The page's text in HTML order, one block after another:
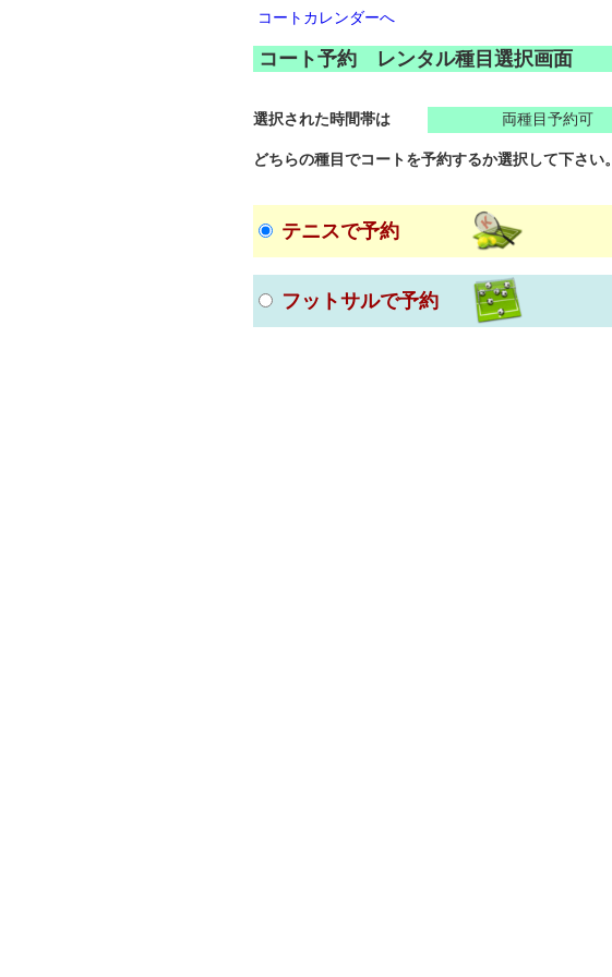
コートカレンダーへ
コート予約 レンタル種目選択画面
選択された時間帯は 両種目予約可
どちらの種目でコートを予約するか選択して下さい。
テニスで予約
フットサルで予約